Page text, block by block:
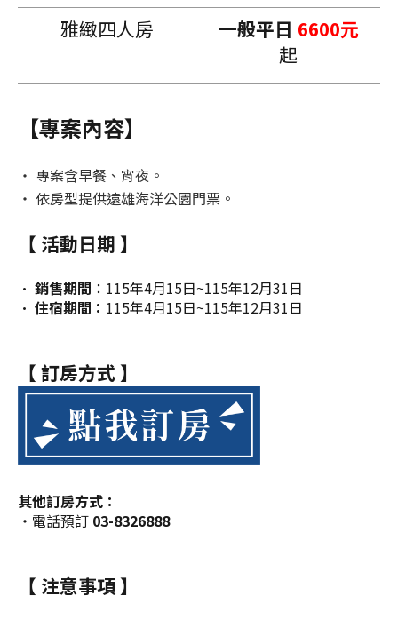
雅緻四人房
一般平日 6600元
起
【專案內容】
‧ 專案含早餐、宵夜。
‧ 依房型提供遠雄海洋公園門票。
【 活動日期 】
• 銷售期間 ：115年4月15日~115年12月31日
• 住宿期間： 115年4月15日~115年12月31日
【 訂房方式 】
其他訂房方式：
‧電話預訂 03-8326888
【 注意事項 】